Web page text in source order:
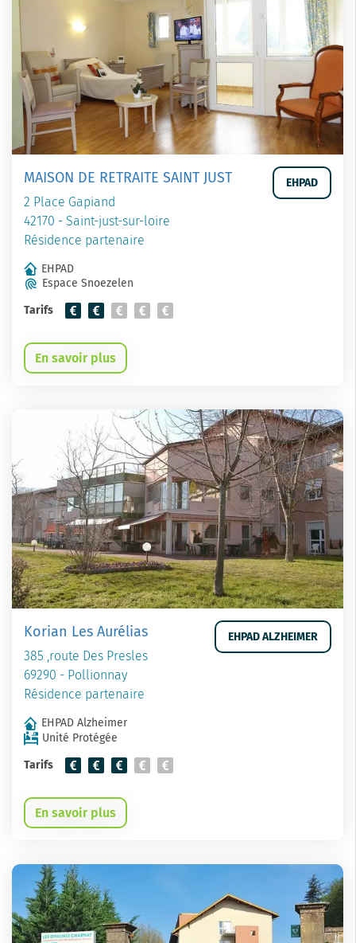
MAISON DE RETRAITE SAINT JUST
2 Place Gapiand
42170 - Saint-just-sur-loire
Résidence partenaire
EHPAD
EHPAD
Espace Snoezelen
Tarifs
En savoir plus
Korian Les Aurélias
385 ,route Des Presles
69290 - Pollionnay
Résidence partenaire
EHPAD ALZHEIMER
EHPAD Alzheimer
Unité Protégée
Tarifs
En savoir plus